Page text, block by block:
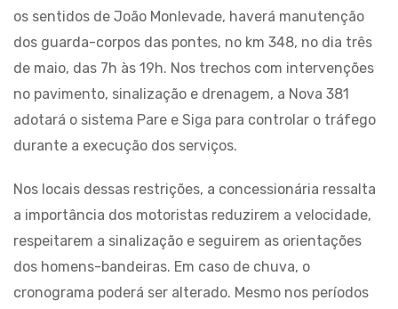
os sentidos de João Monlevade, haverá manutenção
dos guarda-corpos das pontes, no km 348, no dia três
de maio, das 7h às 19h. Nos trechos com intervenções
no pavimento, sinalização e drenagem, a Nova 381
adotará o sistema Pare e Siga para controlar o tráfego
durante a execução dos serviços.
Nos locais dessas restrições, a concessionária ressalta
a importância dos motoristas reduzirem a velocidade,
respeitarem a sinalização e seguirem as orientações
dos homens-bandeiras. Em caso de chuva, o
cronograma poderá ser alterado. Mesmo nos períodos